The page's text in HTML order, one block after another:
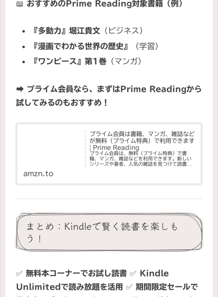
📖 おすすめのPrime Reading対象書籍（例）
『多動力』堀江貴文 （ビジネス）
『漫画でわかる世界の歴史』
（学習）
『ワンピース』第1巻 （マンガ）
➡ プライム会員なら、まずはPrime Readingから
試してみるのもおすすめ！
プライム会員は書籍、マンガ、雑誌など
が無料（プライム特典）で利用できます
| Prime Reading
プライム会員は、無料（プライム特典）で書
籍、マンガ、雑誌などを利用できます。新しい
シリーズや著者、人気の雑誌を見つけて読書を
amzn.to
まとめ：Kindleで賢く読書を楽しも
う！
✅ 無料本コーナーでお試し読書 ✅ Kindle
Unlimitedで読み放題を活用 ✅ 期間限定セールで